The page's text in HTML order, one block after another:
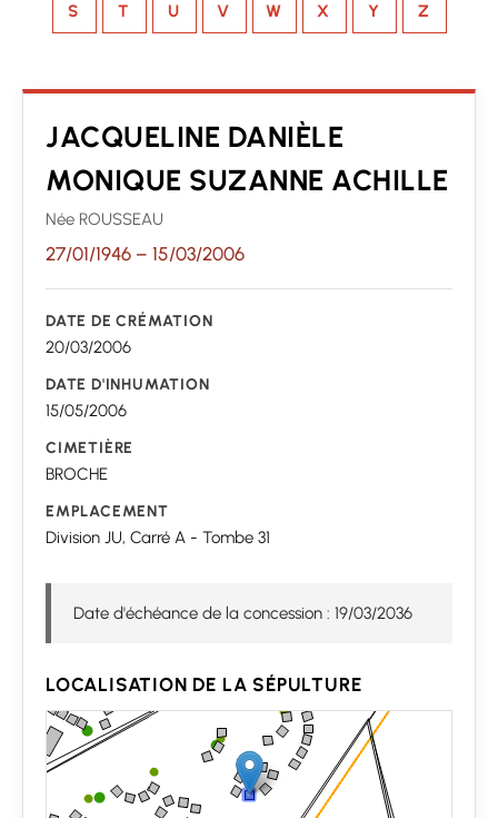
S T U V W X Y Z
JACQUELINE DANIÈLE
MONIQUE SUZANNE ACHILLE
Née ROUSSEAU
27/01/1946 – 15/03/2006
DATE DE CRÉMATION
20/03/2006
DATE D'INHUMATION
15/05/2006
CIMETIÈRE
BROCHE
EMPLACEMENT
Division JU, Carré A - Tombe 31
Date d'échéance de la concession : 19/03/2036
LOCALISATION DE LA SÉPULTURE